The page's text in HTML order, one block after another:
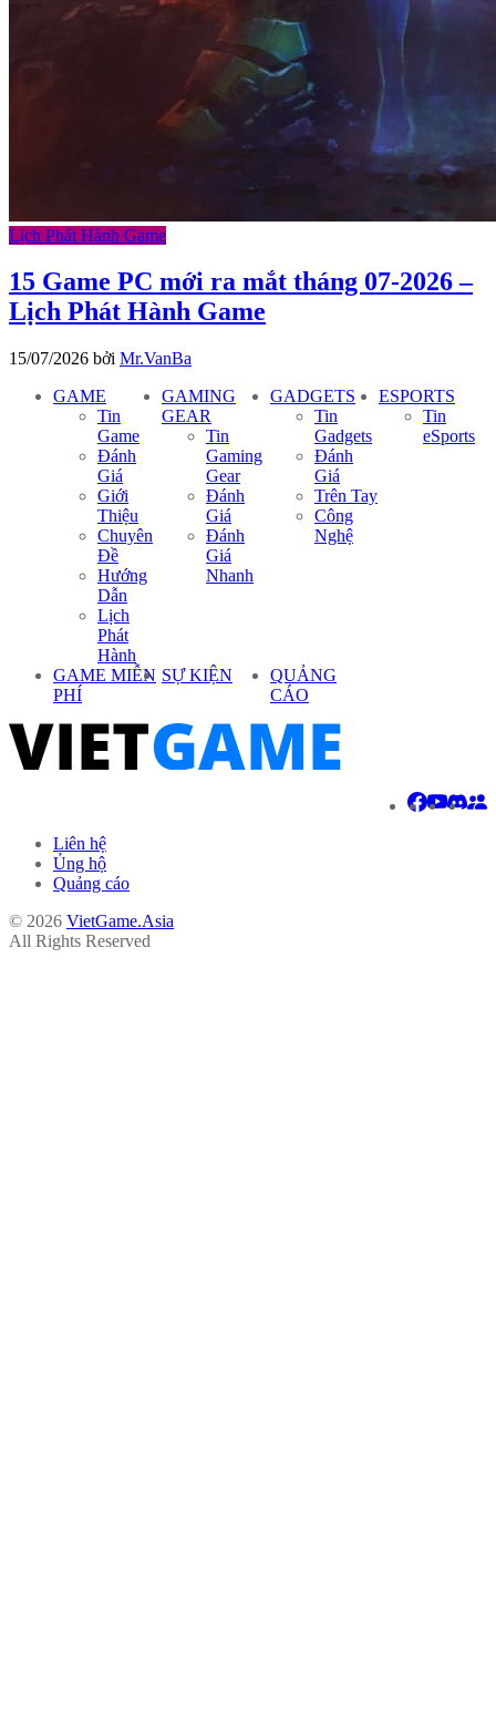
Lịch Phát Hành Game
15 Game PC mới ra mắt tháng 07-2026 –
Lịch Phát Hành Game
15/07/2026 bởi Mr.VanBa
GAME
Tin
Game
Đánh
Giá
Giới
Thiệu
Chuyên
Đề
Hướng
Dẫn
Lịch
Phát
Hành
GAMING
GEAR
Tin
Gaming
Gear
Đánh
Giá
Đánh
Giá
Nhanh
GADGETS
Tin
Gadgets
Đánh
Giá
Trên Tay
Công
Nghệ
ESPORTS
Tin
eSports
GAME MIỄN
PHÍ
SỰ KIỆN
QUẢNG
CÁO
Liên hệ
Ủng hộ
Quảng cáo
© 2026 VietGame.Asia
All Rights Reserved